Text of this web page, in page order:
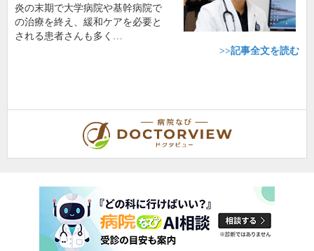
炎の末期で大学病院や基幹病院で
の治療を終え、緩和ケアを必要と
される患者さんも多く…
>>記事全文を読む